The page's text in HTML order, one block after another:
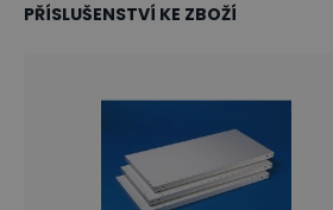
PŘÍSLUŠENSTVÍ KE ZBOŽÍ